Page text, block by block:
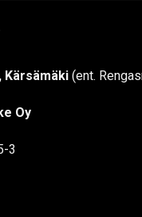
Kärsämäki (ent.
Oy
3